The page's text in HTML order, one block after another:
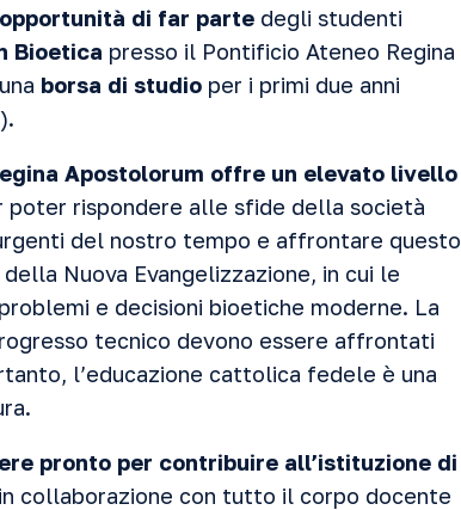
di far parte degli studenti
Bioetica presso il Pontificio Ateneo Regina
borsa di studio per i primi due anni
Apostolorum offre un elevato livello
poter rispondere alle sfide della società
del nostro tempo e affrontare questo
Nuova Evangelizzazione, in cui le
e decisioni bioetiche moderne. La
tecnico devono essere affrontati
l’educazione cattolica fedele è una
pronto per contribuire all’istituzione di
in collaborazione con tutto il corpo docente